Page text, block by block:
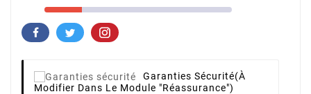
Garanties Sécurité(à
Modifier Dans Le Module "Réassurance")